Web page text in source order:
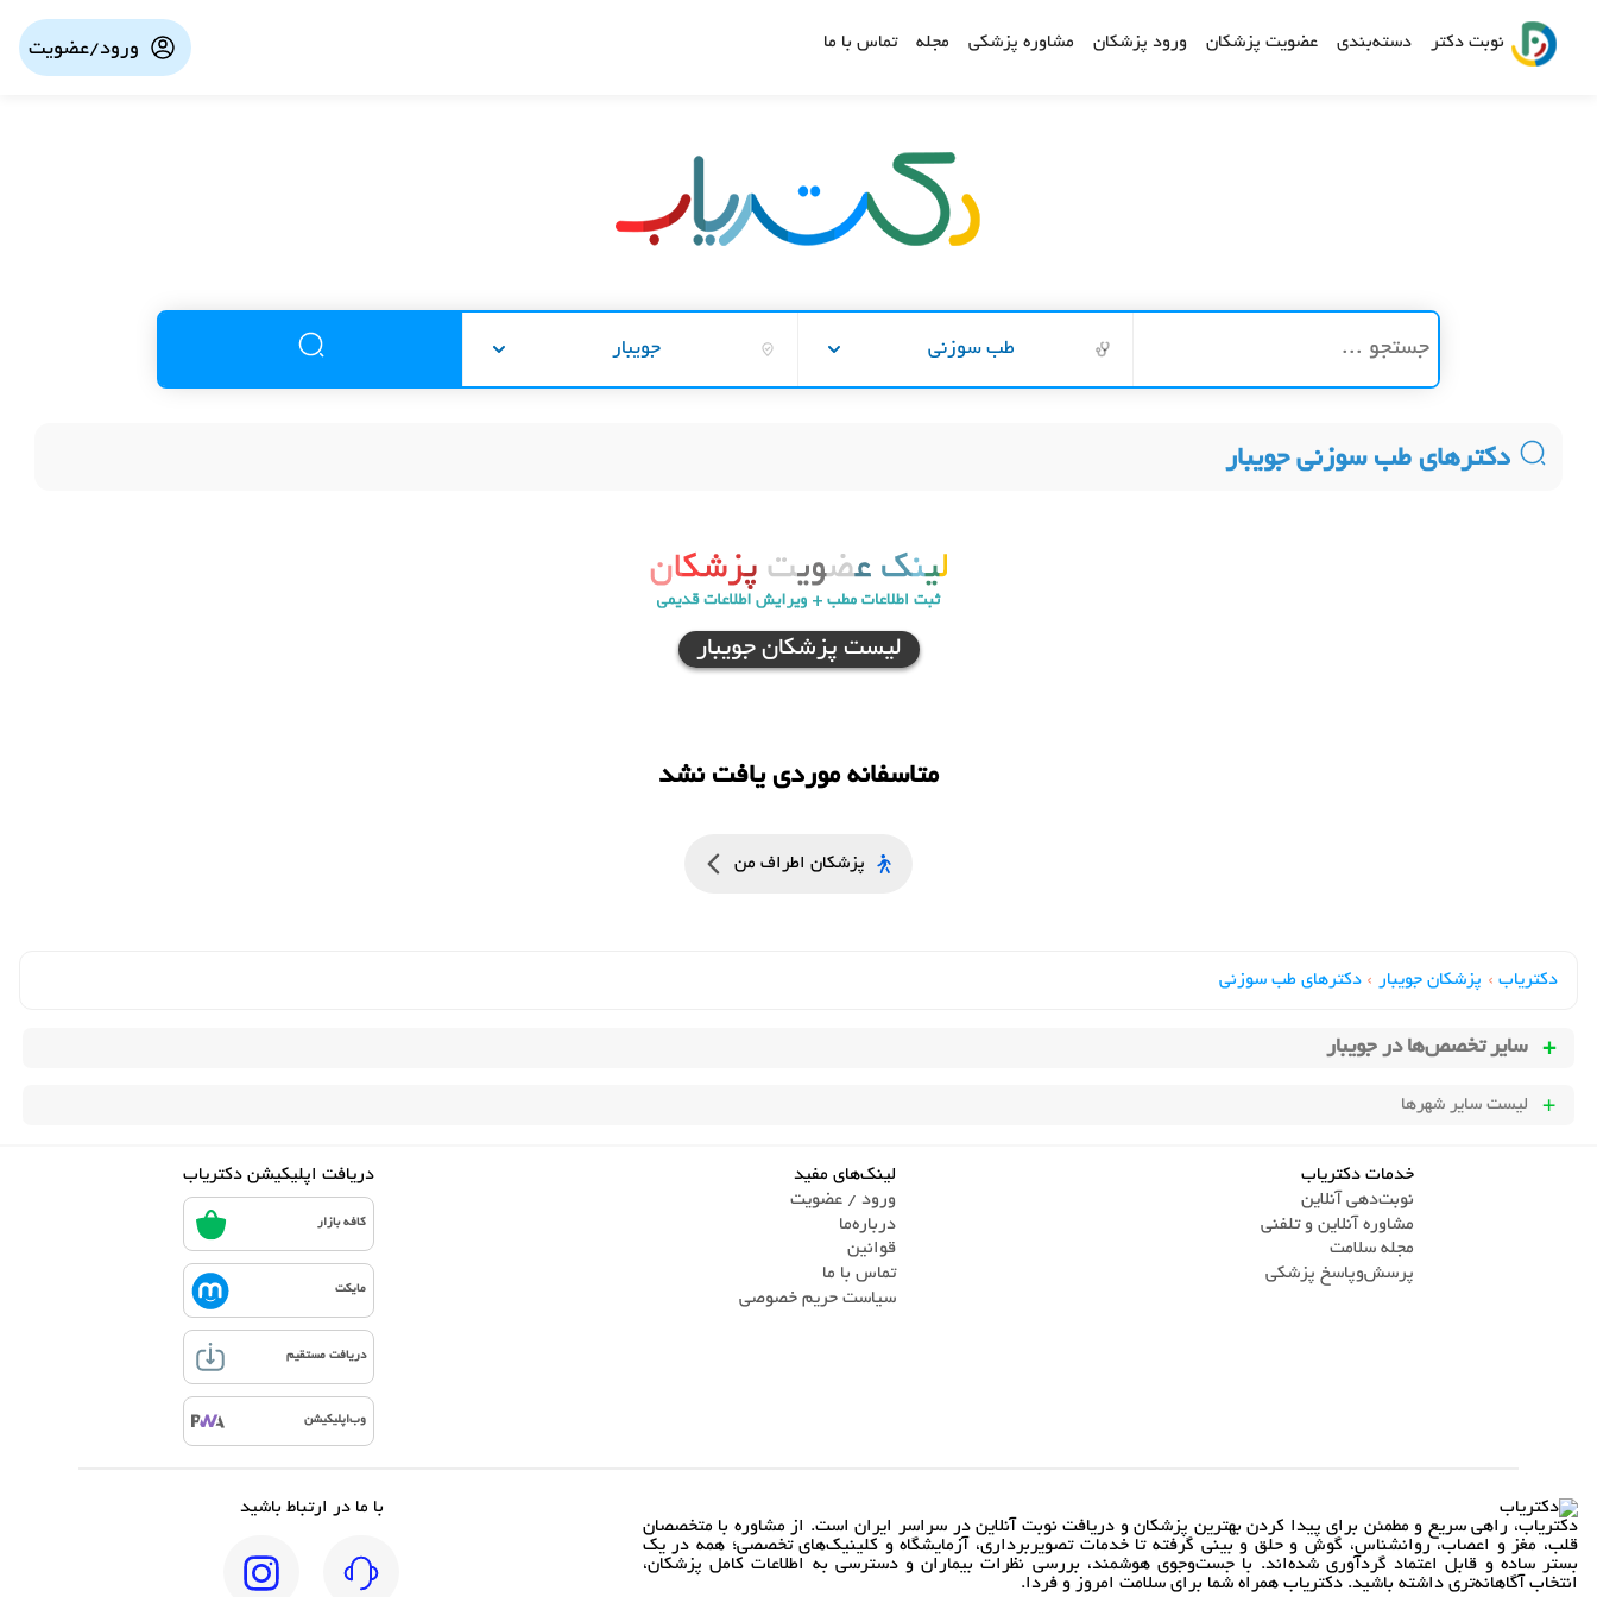
نوبت دکتر دسته‌بندی عضویت پزشکان ورود پزشکان مشاوره پزشکی مجله تماس با ما ورود/عضویت
طب سوزنی جویبار
دکترهای طب سوزنی جویبار
لیست پزشکان جویبار
متاسفانه موردی یافت نشد
پزشکان اطراف من
دکتریاب › پزشکان جویبار › دکترهای طب سوزني
سایر تخصص‌ها در جویبار
لیست سایر شهرها
خدمات دکتریاب
نوبت‌دهی آنلاین
مشاوره آنلاین و تلفنی
مجله سلامت
پرسش‌و‌پاسخ پزشکی
لینک‌های مفید
ورود / عضویت
درباره‌ما
قوانین
تماس ‌با ما
سیاست حریم خصوصی
دریافت اپلیکیشن دکتریاب
کافه بازار
مایکت
دریافت مستقیم
وب‌اپلیکیشن
دکتریاب، راهی سریع و مطمئن برای پیدا کردن بهترین پزشکان و دریافت نوبت آنلاین در سراسر ایران است. از مشاوره با متخصصان
قلب، مغز و اعصاب، روانشناس، گوش و حلق و بینی گرفته تا خدمات تصویربرداری، آزمایشگاه و کلینیک‌های تخصصی؛ همه در یک
بستر ساده و قابل اعتماد گردآوری شده‌اند. با جست‌وجوی هوشمند، بررسی نظرات بیماران و دسترسی به اطلاعات کامل پزشکان،
انتخاب آگاهانه‌تری داشته باشید. دکتریاب همراه شما برای سلامت امروز و فردا.
با ما در ارتباط باشید